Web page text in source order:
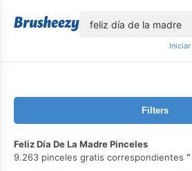
Filters
Feliz Día De La Madre Pinceles
9.263 pinceles gratis correspondientes